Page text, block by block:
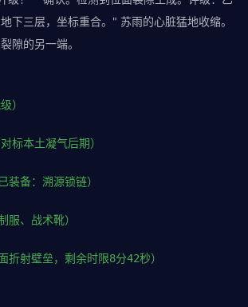
下三层，坐标重合。" 苏雨的心脏猛地收缩。
隙的另一端。
）
标本土凝气后期）
备：溯源锁链）
服、战术靴）
射壁垒，剩余时限8分42秒）